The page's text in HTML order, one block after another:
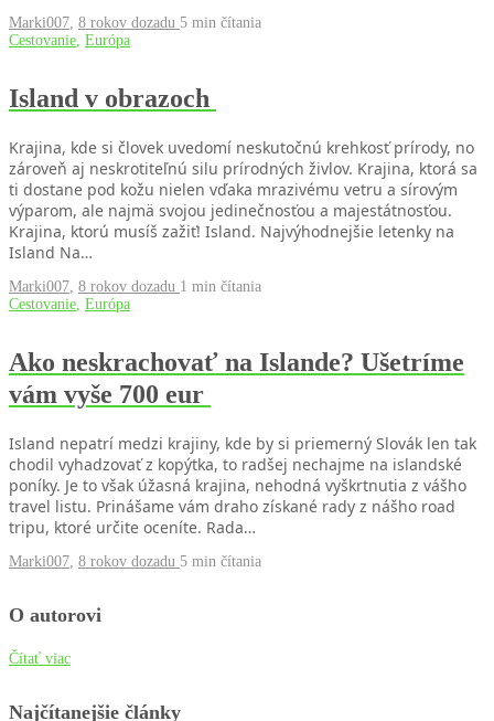
Marki007 8 rokov dozadu 5 min čítania
Cestovanie Európa
Island v obrazoch
Krajina, kde si človek uvedomí neskutočnú krehkosť prírody, no
zároveň aj neskrotiteľnú silu prírodných živlov. Krajina, ktorá sa
ti dostane pod kožu nielen vďaka mrazivému vetru a sírovým
výparom, ale najmä svojou jedinečnosťou a majestátnosťou.
Krajina, ktorú musíš zažiť! Island. Najvýhodnejšie letenky na
Island Na…
Marki007 8 rokov dozadu 1 min čítania
Cestovanie Európa
Ako neskrachovať na Islande? Ušetríme
vám vyše 700 eur
Island nepatrí medzi krajiny, kde by si priemerný Slovák len tak
chodil vyhadzovať z kopýtka, to radšej nechajme na islandské
poníky. Je to však úžasná krajina, nehodná vyškrtnutia z vášho
travel listu. Prinášame vám draho získané rady z nášho road
tripu, ktoré určite oceníte. Rada…
Marki007 8 rokov dozadu 5 min čítania
O autorovi
Čítať viac
Najčítanejšie články